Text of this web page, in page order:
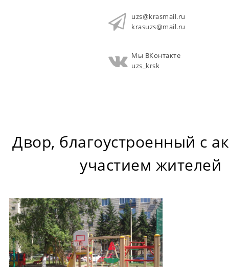
uzs@krasmail.ru
krasuzs@mail.ru
Мы ВКонтакте
uzs_krsk
Двор, благоустроенный с
участием жителей